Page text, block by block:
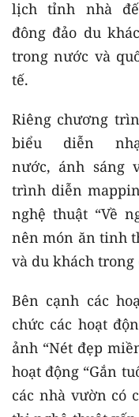
lịch tỉnh nhà
đông đảo du
trong nước và
tế.
Riêng chương
biểu diễn
nước, ánh sáng
trình diễn
nghệ thuật “Về
nên món ăn tinh
và du khách trong
Bên cạnh các
chức các hoạt
ảnh “Nét đẹp
hoạt động “Gắn
các nhà vườn có